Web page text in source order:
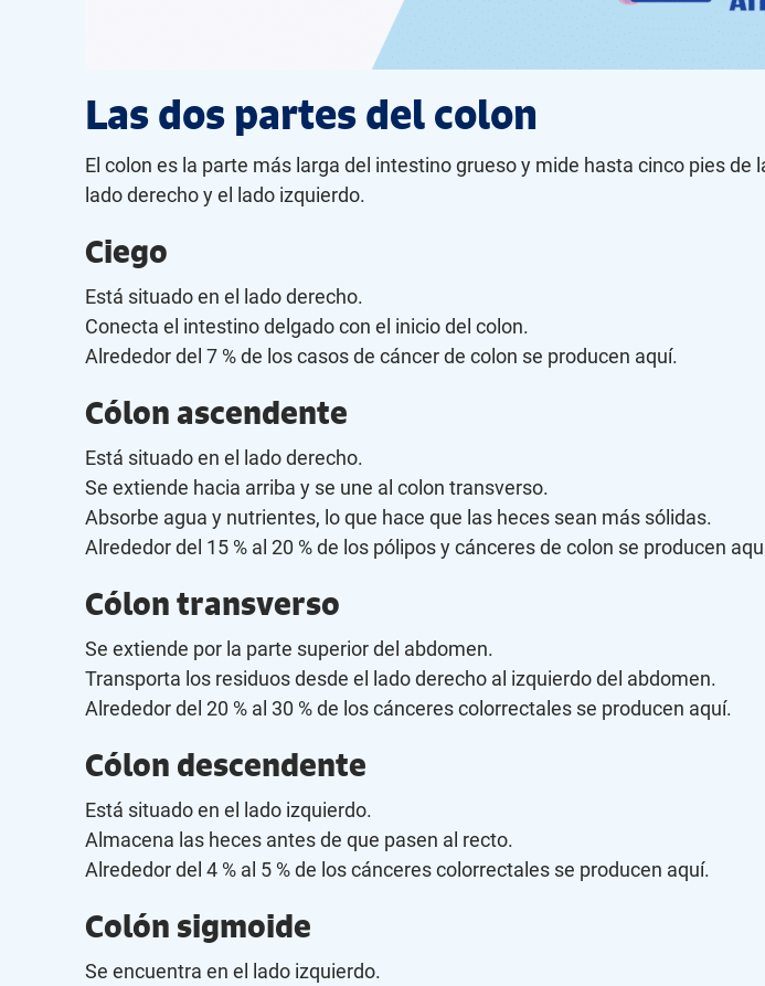
Las dos partes del colon
El colon es la parte más larga del intestino grueso y mide hasta cinco pies
lado derecho y el lado izquierdo.
Ciego
Está situado en el lado derecho.
Conecta el intestino delgado con el inicio del colon.
Alrededor del 7 % de los casos de cáncer de colon se producen aquí.
Cólon ascendente
Está situado en el lado derecho.
Se extiende hacia arriba y se une al colon transverso.
Absorbe agua y nutrientes, lo que hace que las heces sean más sólidas.
Alrededor del 15 % al 20 % de los pólipos y cánceres de colon se producen
Cólon transverso
Se extiende por la parte superior del abdomen.
Transporta los residuos desde el lado derecho al izquierdo del abdomen.
Alrededor del 20 % al 30 % de los cánceres colorrectales se producen aquí.
Cólon descendente
Está situado en el lado izquierdo.
Almacena las heces antes de que pasen al recto.
Alrededor del 4 % al 5 % de los cánceres colorrectales se producen aquí.
Colón sigmoide
Se encuentra en el lado izquierdo.